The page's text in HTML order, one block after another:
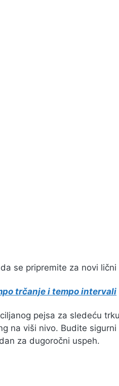
se pripremite za novi
trčanje i tempo intervali
pejsa za sledeću
na viši nivo. Budite
za dugoročni uspeh.